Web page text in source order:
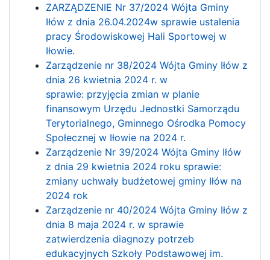
ZARZĄDZENIE Nr 37/2024 Wójta Gminy
Iłów z dnia 26.04.2024w sprawie ustalenia
pracy Środowiskowej Hali Sportowej w
Iłowie.
Zarządzenie nr 38/2024 Wójta Gminy Iłów z
dnia 26 kwietnia 2024 r. w
sprawie: przyjęcia zmian w planie
finansowym Urzędu Jednostki Samorządu
Terytorialnego, Gminnego Ośrodka Pomocy
Społecznej w Iłowie na 2024 r.
Zarządzenie Nr 39/2024 Wójta Gminy Iłów
z dnia 29 kwietnia 2024 roku sprawie:
zmiany uchwały budżetowej gminy Iłów na
2024 rok
Zarządzenie nr 40/2024 Wójta Gminy Iłów z
dnia 8 maja 2024 r. w sprawie
zatwierdzenia diagnozy potrzeb
edukacyjnych Szkoły Podstawowej im.